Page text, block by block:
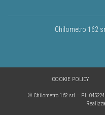
Chilometro 162
© Chilometro 162 srl – P.I.
COOKIE POLICY